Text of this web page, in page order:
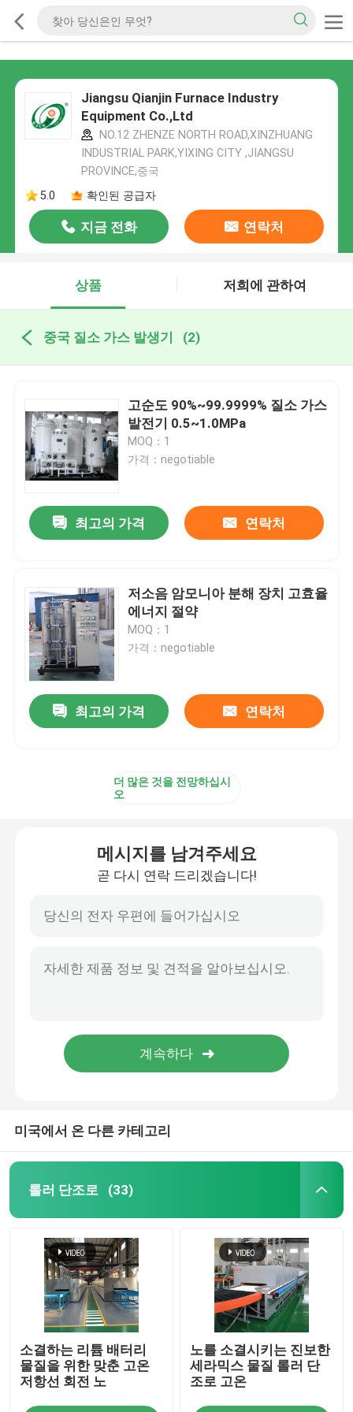
Jiangsu Qianjin Furnace Industry
Equipment Co.,Ltd
NO.12 ZHENZE NORTH ROAD,XINZHUANG
INDUSTRIAL PARK,YIXING CITY ,JIANGSU
PROVINCE,중국
5.0
확인된 공급자
지금 전화 연락처
상품 저희에 관하여
중국 질소 가스 발생기 (2)
고순도 90%~99.9999% 질소 가스
발전기 0.5~1.0MPa
MOQ：1
가격：negotiable
최고의 가격 연락처
저소음 암모니아 분해 장치 고효율
에너지 절약
MOQ：1
가격：negotiable
최고의 가격 연락처
더 많은 것을 전망하십시
오
메시지를 남겨주세요
곧 다시 연락 드리겠습니다!
미국에서 온 다른 카테고리
롤러 단조로 (33)
소결하는 리튬 배터리
물질을 위한 맞춘 고온
저항선 회전 노
노를 소결시키는 진보한
세라믹스 물질 롤러 단
조로 고온